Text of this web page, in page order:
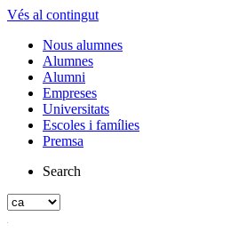
Vés al contingut
Nous alumnes
Alumnes
Alumni
Empreses
Universitats
Escoles i famílies
Premsa
Search